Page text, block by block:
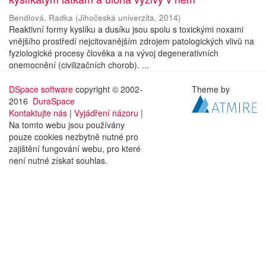
Bendlová, Radka (Jihočeská univerzita, 2014)
Reaktivní formy kyslíku a dusíku jsou spolu s toxickými noxami
vnějšího prostředí nejcitovanějším zdrojem patologických vlivů na
fyziologické procesy člověka a na vývoj degenerativních
onemocnění (civilizačních chorob). ...
DSpace software copyright © 2002-
2016 DuraSpace
Kontaktujte nás | Vyjádření názoru |
Na tomto webu jsou používány
pouze cookies nezbytně nutné pro
zajištění fungování webu, pro které
není nutné získat souhlas.
Theme by